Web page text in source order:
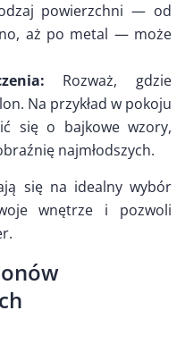
powierzchni — od
aż po metal — może
Rozważ, gdzie
Na przykład w pokoju
się o bajkowe wzory,
najmłodszych.
się na idealny wybór
wnętrze i pozwoli